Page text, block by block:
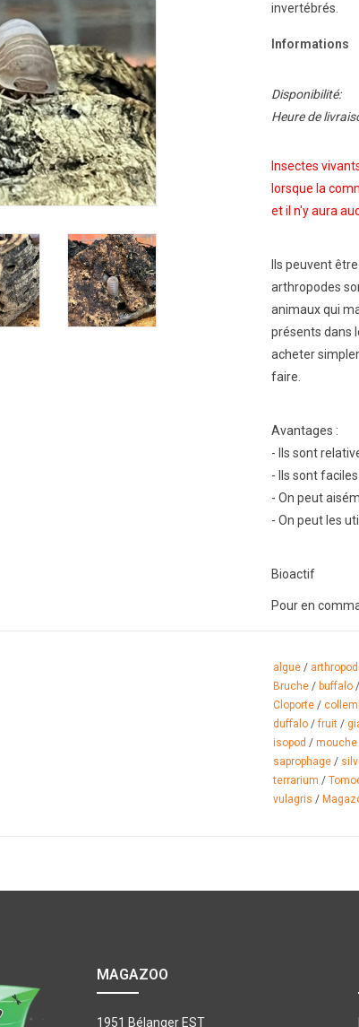
invertébrés.
Informations
Disponibilité:
Heure de
Insectes
lorsque la
et il n'y aura
Ils peuvent
arthropodes
animaux qui
présents dans
acheter
faire.
Avantages :
- Ils sont
- Ils sont
- On peut
- On peut les
Bioactif
Pour en
algue /
Bruche / buffalo /
Cloporte /
duffalo /fruit /
isopod / mouche
saprophage /
terrarium /
vulagris /
MAGAZOO
1951 Bélanger EST